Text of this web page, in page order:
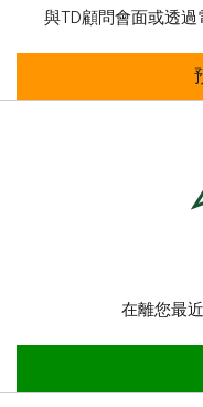
與TD顧問會面或透
在離您最